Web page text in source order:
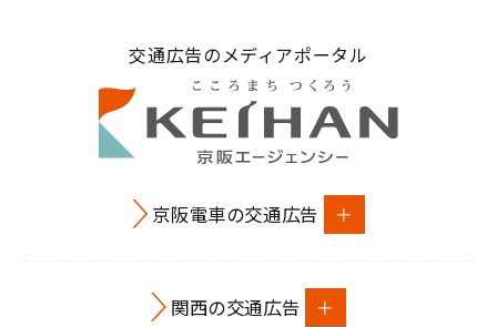
交通広告のメディアポータル
京阪電車の交通広告
関西の交通広告